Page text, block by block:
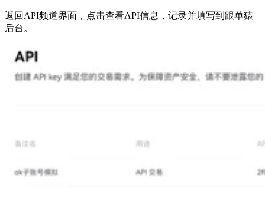
返回API频道界面，点击查看API信息，记录并填写到跟单猿
后台。